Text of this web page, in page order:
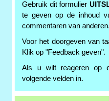
Gebruik dit formulier
te geven op de inhoud
commentaren van anderen.
Voor het doorgeven van
Klik op "Feedback geven".
Als u wilt reageren op
volgende velden in.